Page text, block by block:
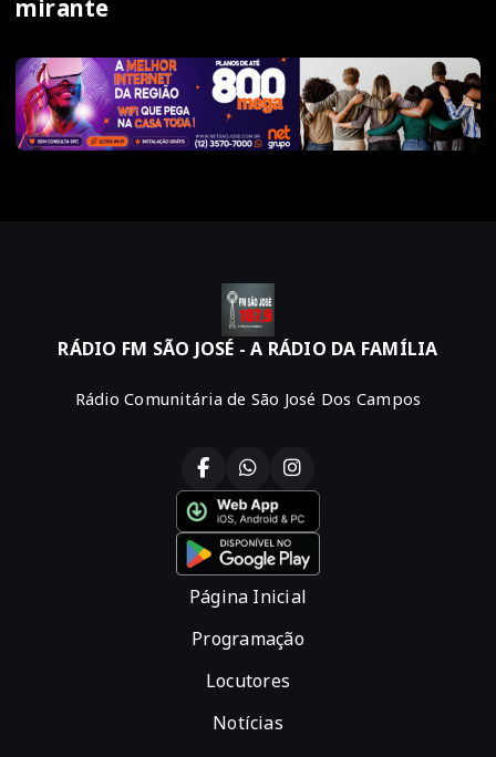
mirante
RÁDIO FM SÃO JOSÉ - A RÁDIO DA FAMÍLIA
Rádio Comunitária de São José Dos Campos
Página Inicial
Programação
Locutores
Notícias